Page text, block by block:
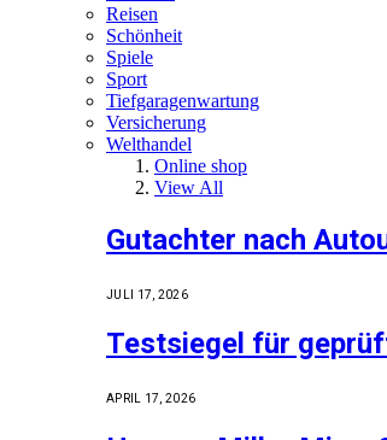
Reisen
Schönheit
Spiele
Sport
Tiefgaragenwartung
Versicherung
Welthandel
Online shop
View All
Gutachter nach
JULI 17, 2026
Testsiegel für
APRIL 17, 2026